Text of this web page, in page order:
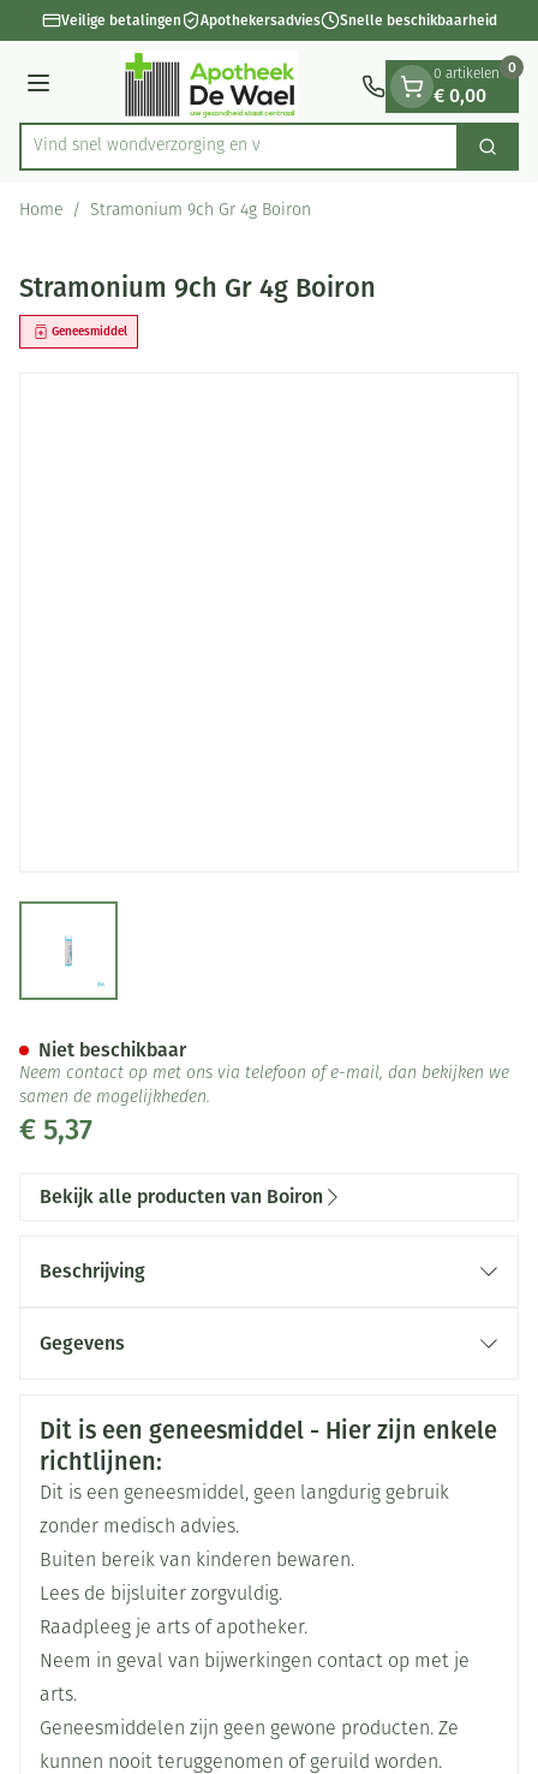
Ga naar de inhoud
1 van 1Veilige betalingen Apothekersadvies Snelle beschikbaarheid
Menu
Product, merk, categorie...
Vind snel wondverzorgi Zoek
0 artikelen
€ 0,00
0
Home / Stramonium 9ch Gr 4g Boiron
Stramonium 9ch Gr 4g Boiron
Geneesmiddel
€ 5,37
Niet beschikbaar
Neem contact op met ons via telefoon of e-mail, dan bekijken we
samen de mogelijkheden.
Bekijk alle producten van Boiron
Beschrijving
Gegevens
Organisaties
Merken Boiron
Breedte 15 mm
Lengte 66 mm
Diepte 15 mm
Veiligheidsinformatie
Dit is een geneesmiddel - Hier zijn enkele
richtlijnen:
Dit is een geneesmiddel, geen langdurig gebruik
zonder medisch advies.
Buiten bereik van kinderen bewaren.
Lees de bijsluiter zorgvuldig.
Raadpleeg je arts of apotheker.
Neem in geval van bijwerkingen contact op met je
arts.
Geneesmiddelen zijn geen gewone producten. Ze
kunnen nooit teruggenomen of geruild worden.